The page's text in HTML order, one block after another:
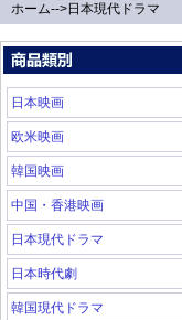
ホーム-->日本現代ドラマ
日本映画
欧米映画
韓国映画
中国・香港映画
日本現代ドラマ
日本時代劇
韓国現代ドラマ